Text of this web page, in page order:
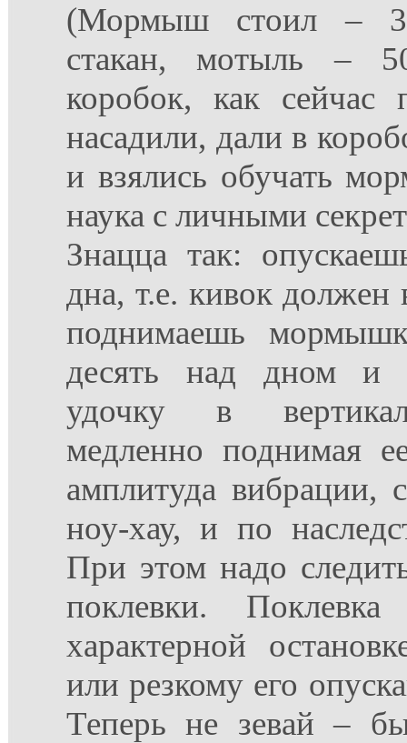
(Мормыш стоил –
стакан, мотыль –
коробок, как сейчас
насадили, дали в
и взялись обучать
наука с личными
Знацца так:
дна, т.е. кивок должен
поднимаешь
десять над дном и
удочку в
медленно поднимая
амплитуда вибрации,
ноу-хау, и по
При этом надо
поклевки.
характерной
или резкому его
Теперь не зевай –